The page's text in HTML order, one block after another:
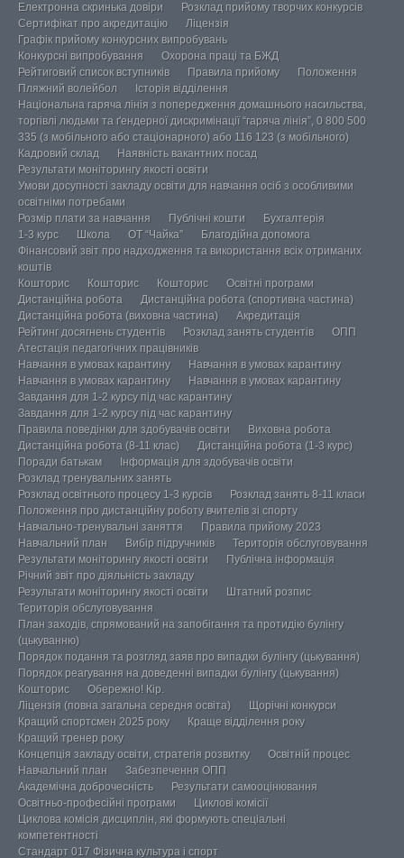
Електронна скринька довіри
Розклад прийому творчих конкурсів
Сертифікат про акредитацію
Ліцензія
Графік прийому конкурсних випробувань
Конкурсні випробування
Охорона праці та БЖД
Рейтиговий список вступників
Правила прийому
Положення
Пляжний волейбол
Історія відділення
Національна гаряча лінія з попередження домашнього насильства,
торгівлі людьми та ґендерної дискримінації “гаряча лінія”, 0 800 500
335 (з мобільного або стаціонарного) або 116 123 (з мобільного)
Кадровий склад
Наявність вакантних посад
Результати моніторингу якості освіти
Умови досупності закладу освіти для навчання осіб з особливими
освітніми потребами
Розмір плати за навчання
Публічні кошти
Бухгалтерія
1-3 курс
Школа ОТ “Чайка”
Благодійна допомога
Фінансовий звіт про надходження та використання всіх отриманих
коштів
Кошторис
Кошторис Кошторис
Освітні програми
Дистанційна робота
Дистанційна робота (спортивна частина)
Дистанційна робота (виховна частина)
Акредитація
Рейтинг досягнень студентів
Розклад занять студентів
ОПП
Атестація педагогічних працівників
Навчання в умовах карантину
Навчання в умовах карантину
Навчання в умовах карантину
Навчання в умовах карантину
Завдання для 1-2 курсу під час карантину
Завдання для 1-2 курсу під час карантину
Правила поведінки для здобувачів освіти
Виховна робота
Дистанційна робота (8-11 клас)
Дистанційна робота (1-3 курс)
Поради батькам
Інформація для здобувачів освіти
Розклад тренувальних занять
Розклад освітнього процесу 1-3 курсів
Розклад занять 8-11 класи
Положення про дистанційну роботу вчителів зі спорту
Навчально-тренувальні заняття
Правила прийому 2023
Навчальний план
Вибір підручників
Територія обслуговування
Результати моніторингу якості освіти
Публічна інформація
Річний звіт про діяльність закладу
Результати моніторингу якості освіти
Штатний розпис
Територія обслуговування
План заходів, спрямований на запобігання та протидію булінгу
(цькуванню)
Порядок подання та розгляд заяв про випадки булінгу (цькування)
Порядок реагування на доведенні випадки булінгу (цькування)
Кошторис
Обережно! Кір.
Ліцензія (повна загальна середня освіта)
Щорічні конкурси
Кращий спортсмен 2025 року
Краще відділення року
Кращий тренер року
Концепція закладу освіти, стратегія розвитку
Освітній процес
Навчальний план
Забезпечення ОПП
Академічна доброчесність
Результати самооцінювання
Освітньо-професійні програми
Циклові комісії
Циклова комісія дисциплін, які формують спеціальні
компетентності
Стандарт 017 Фізична культура і спорт